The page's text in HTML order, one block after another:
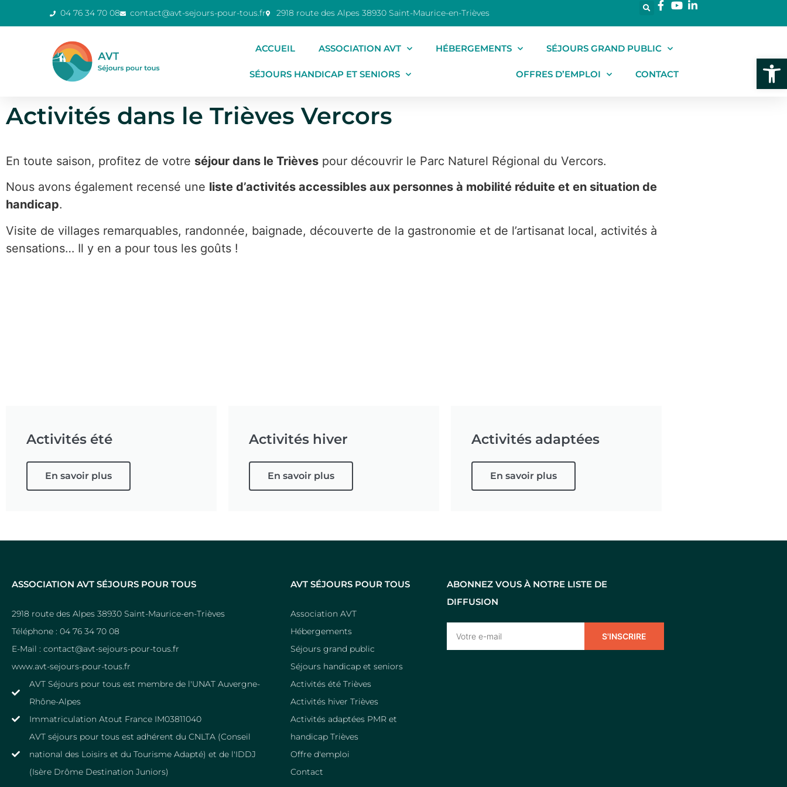
Ouvrir
04 76 34 70 08 contact@avt-sejours-pour-tous.fr 2918 route des Alpes 38930 Saint-Maurice-en-Trièves
ACCUEIL ASSOCIATION AVT HÉBERGEMENTS SÉJOURS GRAND PUBLIC
SÉJOURS HANDICAP ET SENIORS OFFRES D’EMPLOI CONTACT
Activités dans le Trièves Vercors
En toute saison, profitez de votre séjour dans le Trièves pour découvrir le Parc Naturel Régional du Vercors.
Nous avons également recensé une liste d’activités accessibles aux personnes à mobilité réduite et en situation de
handicap.
Visite de villages remarquables, randonnée, baignade, découverte de la gastronomie et de l’artisanat local, activités à
sensations… Il y en a pour tous les goûts !
Activités été
En savoir plus
Activités hiver
En savoir plus
Activités adaptées
En savoir plus
ASSOCIATION AVT SÉJOURS POUR TOUS
2918 route des Alpes 38930 Saint-Maurice-en-Trièves
Téléphone : 04 76 34 70 08
E-Mail : contact@avt-sejours-pour-tous.fr
www.avt-sejours-pour-tous.fr
AVT Séjours pour tous est membre de l'UNAT Auvergne-
Rhône-Alpes
Immatriculation Atout France IM03811040
AVT séjours pour tous est adhérent du CNLTA (Conseil
national des Loisirs et du Tourisme Adapté) et de l'IDDJ
(Isère Drôme Destination Juniors)
AVT SÉJOURS POUR TOUS
Association AVT
Hébergements
Séjours grand public
Séjours handicap et seniors
Activités été Trièves
Activités hiver Trièves
Activités adaptées PMR et
handicap Trièves
Offre d'emploi
Contact
ABONNEZ VOUS À NOTRE LISTE DE
DIFFUSION
S'INSCRIRE